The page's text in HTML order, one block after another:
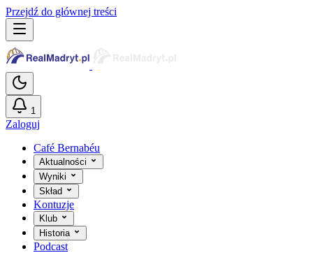
Przejdź do głównej treści
1
Zaloguj
Café Bernabéu
Aktualności
Wyniki
Skład
Kontuzje
Klub
Historia
Podcast